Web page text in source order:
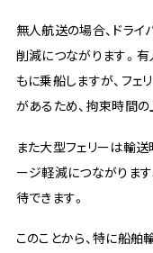
無人航送の場合、ドラ
削減につながります。有
もに乗船しますが、フ
があるため、拘束時間の
また大型フェリーは輸
ージ軽減につながりま
待できます。
このことから、特に船舶